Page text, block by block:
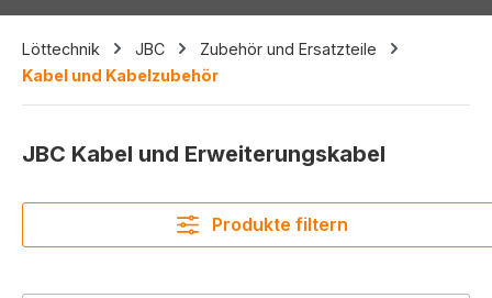
Löttechnik JBC
Zubehör und Ersatzteile
Kabel und Kabelzubehör
JBC Kabel und Erweiterungskabel
Produkte filtern